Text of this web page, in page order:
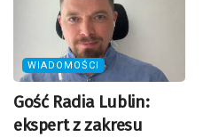
WIADOMOŚCI
Gość Radia Lublin:
ekspert z zakresu